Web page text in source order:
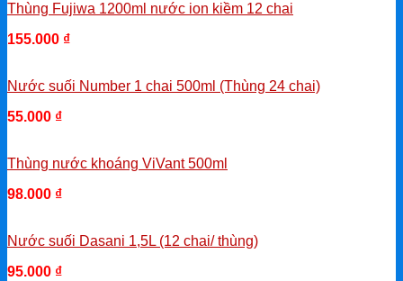
Thùng Fujiwa 1200ml nước ion kiềm 12 chai
155.000 ₫
Nước suối Number 1 chai 500ml (Thùng 24 chai)
55.000 ₫
Thùng nước khoáng ViVant 500ml
98.000 ₫
Nước suối Dasani 1,5L (12 chai/ thùng)
95.000 ₫